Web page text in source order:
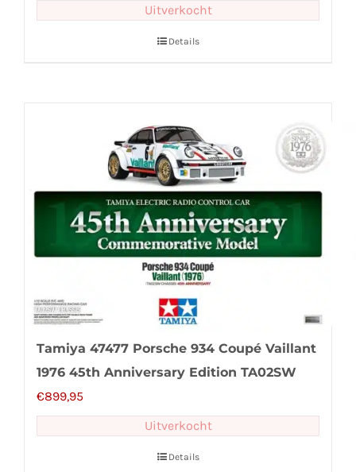
Uitverkocht
Details
Tamiya 47477 Porsche 934 Coupé Vaillant
1976 45th Anniversary Edition TA02SW
€899,95
Uitverkocht
Details